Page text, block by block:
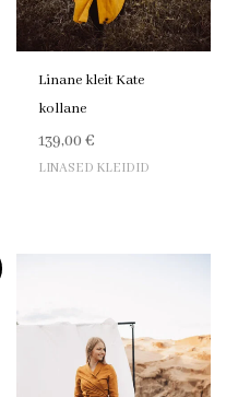
Linane kleit Kate
kollane
139,00€
LINASED KLEIDID